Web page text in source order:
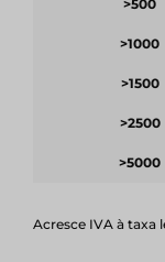
>500
>1000
>1500
>2500
>5000
Acresce IVA à taxa